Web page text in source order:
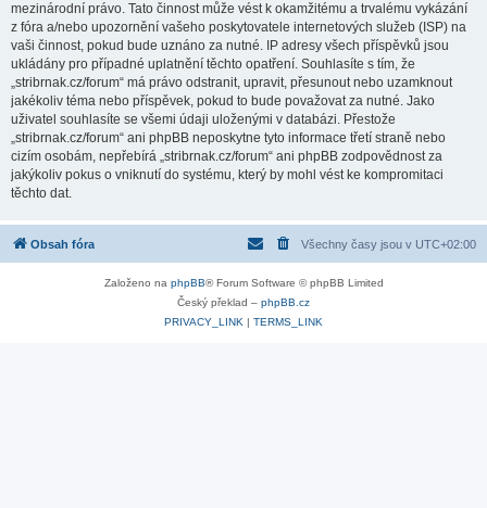
mezinárodní právo. Tato činnost může vést k okamžitému a trvalému vykázání
z fóra a/nebo upozornění vašeho poskytovatele internetových služeb (ISP) na
vaši činnost, pokud bude uznáno za nutné. IP adresy všech příspěvků jsou
ukládány pro případné uplatnění těchto opatření. Souhlasíte s tím, že
„stribrnak.cz/forum“ má právo odstranit, upravit, přesunout nebo uzamknout
jakékoliv téma nebo příspěvek, pokud to bude považovat za nutné. Jako
uživatel souhlasíte se všemi údaji uloženými v databázi. Přestože
„stribrnak.cz/forum“ ani phpBB neposkytne tyto informace třetí straně nebo
cizím osobám, nepřebírá „stribrnak.cz/forum“ ani phpBB zodpovědnost za
jakýkoliv pokus o vniknutí do systému, který by mohl vést ke kompromitaci
těchto dat.
Obsah fóra Všechny časy jsou v UTC+02:00
Založeno na phpBB® Forum Software © phpBB Limited
Český překlad – phpBB.cz
PRIVACY_LINK | TERMS_LINK